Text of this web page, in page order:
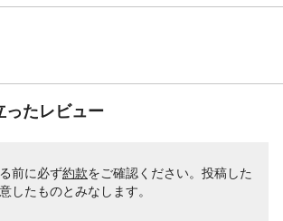
ったレビュー
前に必ず約款をご確認ください。投稿した
したものとみなします。